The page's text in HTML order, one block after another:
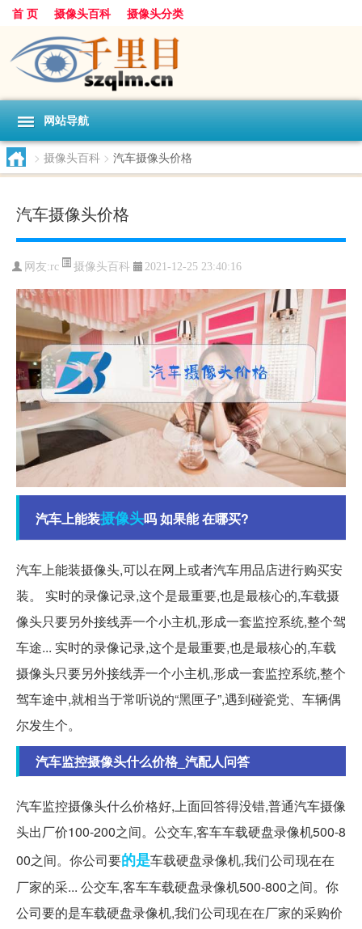
首 页 摄像头百科 摄像头分类
网站导航
> 摄像头百科 > 汽车摄像头价格
汽车摄像头价格
网友:rc 摄像头百科 2021-12-25 23:40:16
汽车上能装摄像头吗 如果能 在哪买?
汽车上能装摄像头,可以在网上或者汽车用品店进行购买安
装。 实时的录像记录,这个是最重要,也是最核心的,车载摄
像头只要另外接线弄一个小主机,形成一套监控系统,整个驾
车途... 实时的录像记录,这个是最重要,也是最核心的,车载
摄像头只要另外接线弄一个小主机,形成一套监控系统,整个
驾车途中,就相当于常听说的“黑匣子”,遇到碰瓷党、车辆偶
尔发生个。
汽车监控摄像头什么价格_汽配人问答
汽车监控摄像头什么价格好,上面回答得没错,普通汽车摄像
头出厂价100-200之间。公交车,客车车载硬盘录像机500-8
00之间。你公司要的是车载硬盘录像机,我们公司现在在
厂家的采... 公交车,客车车载硬盘录像机500-800之间。你
公司要的是车载硬盘录像机,我们公司现在在厂家的采购价